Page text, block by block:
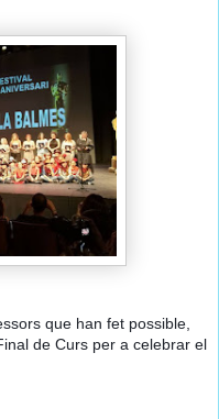
que han fet possible,
de Curs per a celebrar el